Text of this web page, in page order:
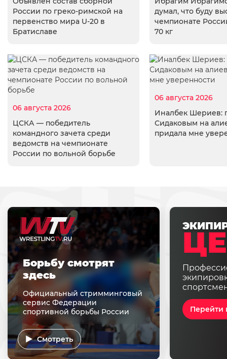
России по греко-римской на
первенство мира U-20 в
Братиславе
думал, что буду
чемпионате
70 кг
06 августа 2026
ЦСКА — победитель
командного зачета среди
ведомств на чемпионате
России по вольной борьбе
06 августа 2026
Иналбек Шериев:
Сидаковым на
придала мне
Перейти
Борьбу смотрят
здесь
Официальный стримминговый
сервис Федерации
спортивной борьбы России
Смотреть